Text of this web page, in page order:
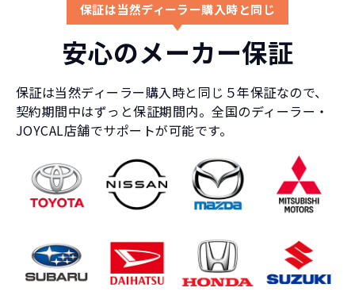
自動車ローン
384万円
税込
自動車ローンで所有した場合
NORIDOKIが提案するカーライフ
保証は当然ディーラー購入時と同じ
安心のメーカー保証
保証は当然ディーラー購入時と同じ５年保証なので、
契約期間中はずっと保証期間内。全国のディーラー・
JOYCAL店舗でサポートが可能です。